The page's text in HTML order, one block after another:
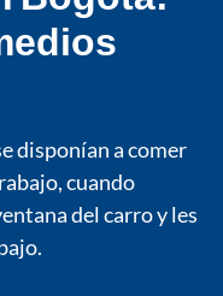
disponían a comer
cuando
del carro y les